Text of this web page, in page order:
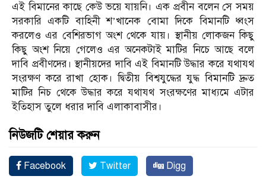
এই বিমানের কাছে কেউ ভয়ে যায়নি। এক প্রবীন বলেন সে সময়
সরকারি একটি বাহিনী শ’খানেক বোমা দিকে বিমানটি ধ্বংস
করলেও এর বেশিরভাগ অংশ থেকে যায়। স্থানীয় লোকজন কিছু
কিছু অংশ নিয়ে গেলেও এর অনেকটাই মাটির নিচে আছে বলে
দাবি প্রবীণদের। স্থানীয়দের দাবি এই বিমানটি উদ্ধার করে যথাযথ
সংরক্ষণ করে রাখা হোক। দ্বিতীয় বিশ্বযুদ্ধের যুদ্ধ বিমানটি দ্রুত
মাটির নিচ থেকে উদ্ধার করে যথাযথ সংরক্ষণের মাধ্যমে এটার
ইতিহাস তুলে ধরার দাবি এলাকাবাসীর।
নিউজটি শেয়ার করুন
Facebook Twitter Digg